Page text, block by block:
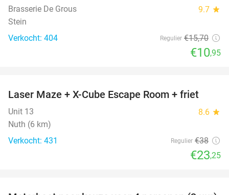
Brasserie De Grous 9.7 star
Stein
Verkocht: 404
Regulier €15,70
€10,95
39%
Laser Maze + X-Cube Escape Room + friet
Unit 13 8.6 star
Nuth (6 km)
Verkocht: 431
Regulier €38
€23,25